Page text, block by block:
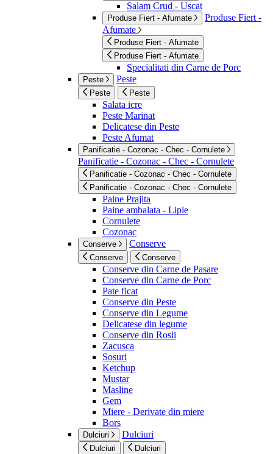
Salam Crud - Uscat
Produse Fiert - Afumate
Produse Fiert -
Afumate
Produse Fiert - Afumate
Produse Fiert - Afumate
Specialitati din Carne de Porc
Peste Peste
Peste Peste
Salata icre
Peste Marinat
Delicatese din Peste
Peste Afumat
Panificatie - Cozonac - Chec - Cornulete
Panificatie - Cozonac - Chec - Cornulete
Panificatie - Cozonac - Chec - Cornulete
Panificatie - Cozonac - Chec - Cornulete
Paine Prajita
Paine ambalata - Lipie
Cornulete
Cozonac
Conserve Conserve
Conserve Conserve
Conserve din Carne de Pasare
Conserve din Carne de Porc
Pate ficat
Conserve din Peste
Conserve din Legume
Delicatese din legume
Conserve din Rosii
Zacusca
Sosuri
Ketchup
Mustar
Masline
Gem
Miere - Derivate din miere
Bors
Dulciuri Dulciuri
Dulciuri Dulciuri